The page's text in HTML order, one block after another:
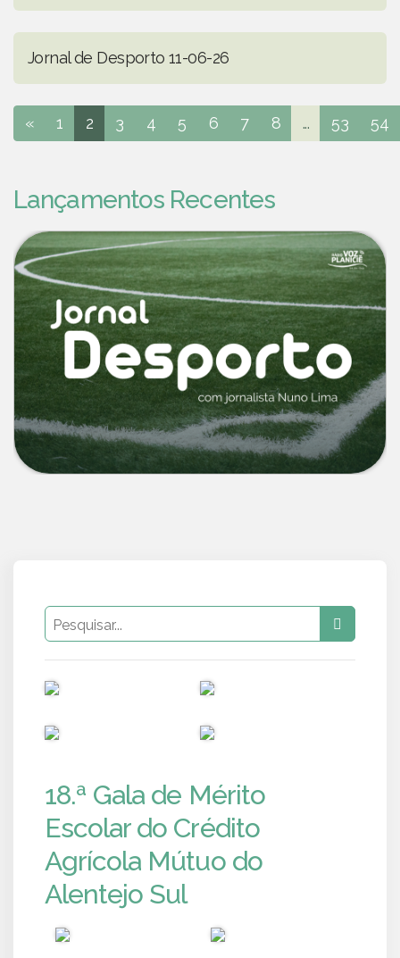
Jornal de Desporto 11-06-26
« 1 2 3 4 5 6 7 8 ... 53 54
Lançamentos Recentes
18.ª Gala de Mérito
Escolar do Crédito
Agrícola Mútuo do
Alentejo Sul